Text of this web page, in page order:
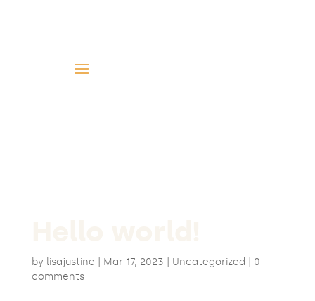
by lisajustine Mar 17, 2023 Uncategorized
0
comments